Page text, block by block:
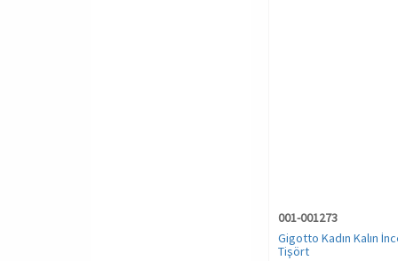
001-001273
Gigotto Kadın Kalın
Tişört